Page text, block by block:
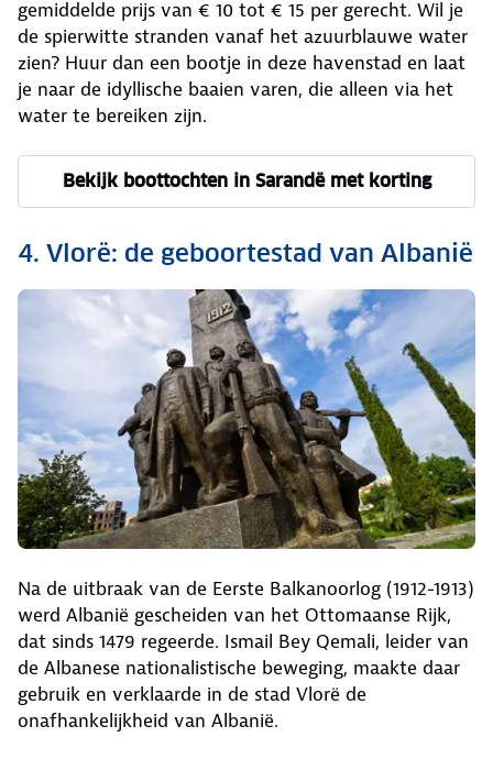
gemiddelde prijs van € 10 tot € 15 per gerecht. Wil je
de spierwitte stranden vanaf het azuurblauwe water
zien? Huur dan een bootje in deze havenstad en laat
je naar de idyllische baaien varen, die alleen via het
water te bereiken zijn.
Bekijk boottochten in Sarandë met korting
4. Vlorë: de geboortestad van Albanië
Na de uitbraak van de Eerste Balkanoorlog (1912-1913)
werd Albanië gescheiden van het Ottomaanse Rijk,
dat sinds 1479 regeerde. Ismail Bey Qemali, leider van
de Albanese nationalistische beweging, maakte daar
gebruik en verklaarde in de stad Vlorë de
onafhankelijkheid van Albanië.